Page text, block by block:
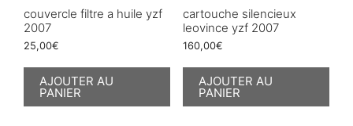
couvercle filtre a huile yzf
2007
25,00€
AJOUTER AU
PANIER
cartouche silencieux
leovince yzf 2007
160,00€
AJOUTER AU
PANIER